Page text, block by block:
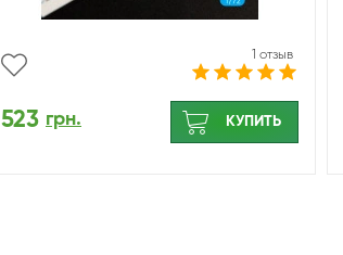
1 отзыв
523 грн. КУПИТЬ